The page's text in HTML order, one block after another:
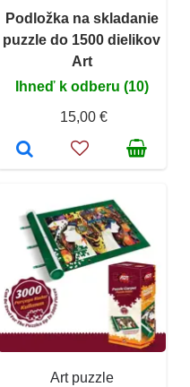
Podložka na skladanie
puzzle do 1500 dielikov
Art
Ihneď k odberu (10)
15,00 €
Art puzzle